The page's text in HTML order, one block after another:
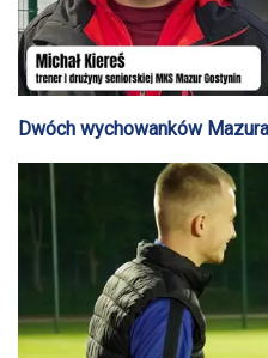
Dwóch wychowanków
seniorskie